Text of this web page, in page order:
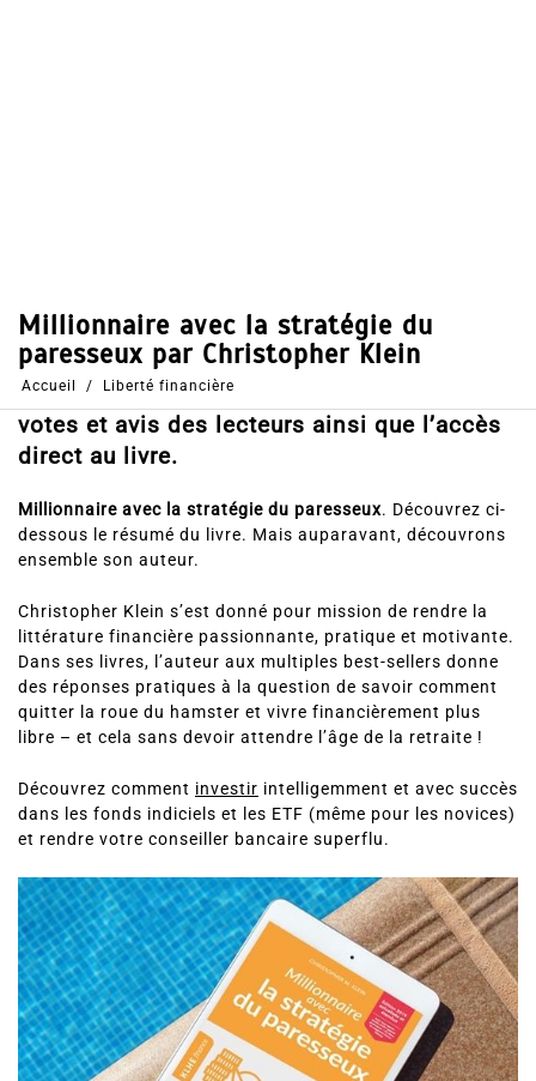
Millionnaire avec la stratégie du paresseux
par Christopher Klein. Voici le résumé, les
votes et avis des lecteurs ainsi que l’accès
Millionnaire avec la stratégie du paresseux. Découvrez ci-
dessous le résumé du livre. Mais auparavant, découvrons
Christopher Klein s’est donné pour mission de rendre la
littérature financière passionnante, pratique et motivante.
Dans ses livres, l’auteur aux multiples best-sellers donne
des réponses pratiques à la question de savoir comment
quitter la roue du hamster et vivre financièrement plus
Découvrez commentinvestirintelligemment et avec succès
dans les fonds indiciels et les ETF (même pour les novices)